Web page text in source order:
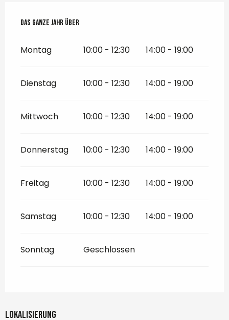
Das ganze Jahr über
Das ganze Jahr über
Montag 10:00 - 12:30 14:00 - 19:00
Dienstag 10:00 - 12:30 14:00 - 19:00
Mittwoch 10:00 - 12:30 14:00 - 19:00
Donnerstag 10:00 - 12:30 14:00 - 19:00
Freitag 10:00 - 12:30 14:00 - 19:00
Samstag 10:00 - 12:30 14:00 - 19:00
Sonntag Geschlossen
Lokalisierung